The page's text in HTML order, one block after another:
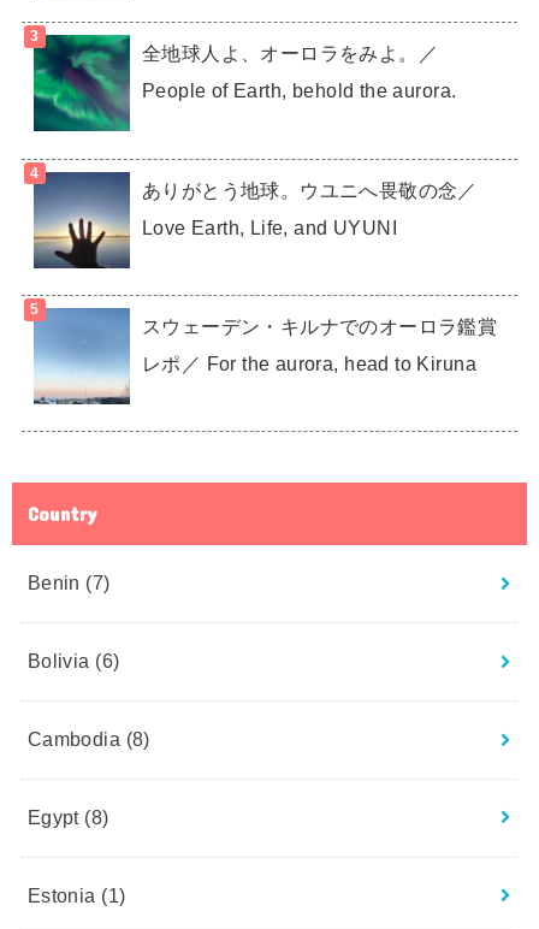
全地球人よ、オーロラをみよ。／
People of Earth, behold the aurora.
ありがとう地球。ウユニへ畏敬の念／
Love Earth, Life, and UYUNI
スウェーデン・キルナでのオーロラ鑑賞
レポ／ For the aurora, head to Kiruna
Country
Benin (7)
Bolivia (6)
Cambodia (8)
Egypt (8)
Estonia (1)